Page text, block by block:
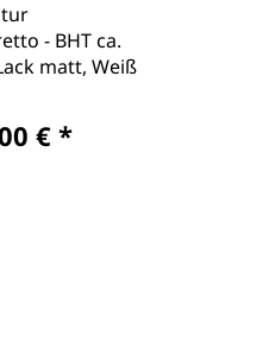
- BHT ca.
matt, Weiß
€ *